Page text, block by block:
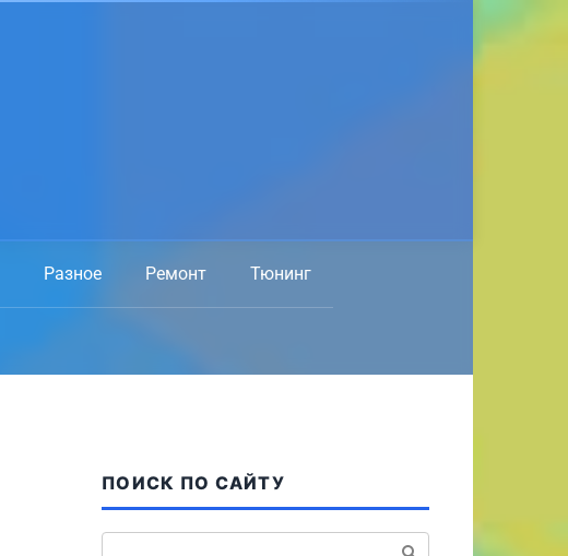
Разное Ремонт Тюнинг
ПОИСК ПО САЙТУ